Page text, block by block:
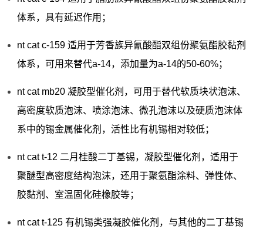
体系，具有延迟作用；
nt cat c-159 适用于芳香族异氰酸酯双组份聚氨酯胶黏剂
体系，可用来替代a-14，添加量为a-14的50-60%；
nt cat mb20 凝胶型催化剂，可用于替代软质块状泡沫、
高密度软质泡沫、喷涂泡沫、微孔泡沫以及硬质泡沫体
系中的锡金属催化剂，活性比有机锡相对较低；
nt cat t-12 二月桂酸二丁基锡，凝胶型催化剂，适用于
聚醚型高密度结构泡沫，还用于聚氨酯涂料、弹性体、
胶黏剂、室温固化硅橡胶等；
nt cat t-125 有机锡类强凝胶催化剂，与其他的二丁基锡